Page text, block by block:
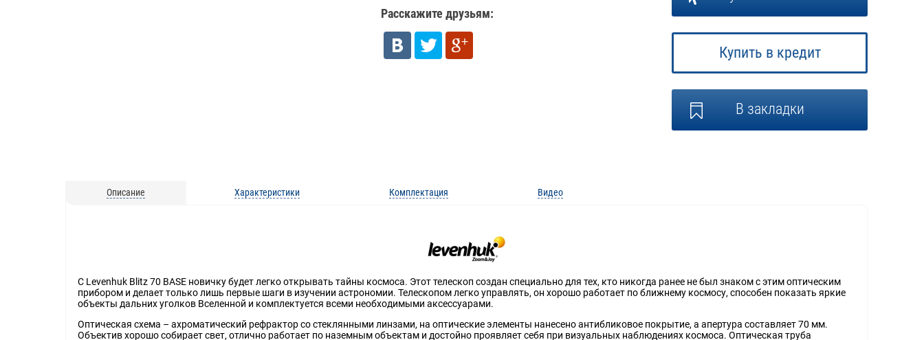
Расскажите друзьям:
Купить в кредит
В закладки
Описание Характеристики Комплектация Видео
С Levenhuk Blitz 70 BASE новичку будет легко открывать тайны космоса. Этот телескоп создан специально для тех, кто никогда ранее не был знаком с этим оптическим
прибором и делает только лишь первые шаги в изучении астрономии. Телескопом легко управлять, он хорошо работает по ближнему космосу, способен показать яркие
объекты дальних уголков Вселенной и комплектуется всеми необходимыми аксессуарами.
Оптическая схема – ахроматический рефрактор со стеклянными линзами, на оптические элементы нанесено антибликовое покрытие, а апертура составляет 70 мм.
Объектив хорошо собирает свет, отлично работает по наземным объектам и достойно проявляет себя при визуальных наблюдениях космоса. Оптическая труба